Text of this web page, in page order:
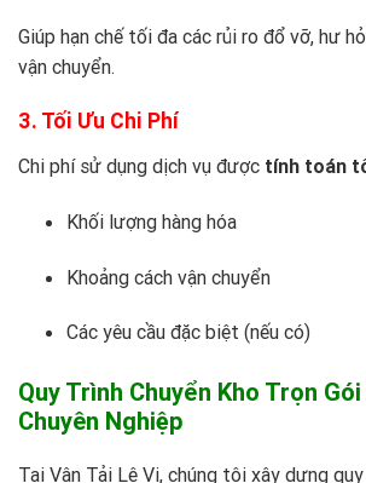
Giúp hạn chế tối đa các rủi ro đổ vỡ, hư
vận chuyển.
3. Tối Ưu Chi Phí
Chi phí sử dụng dịch vụ được tính toán
Khối lượng hàng hóa
Khoảng cách vận chuyển
Các yêu cầu đặc biệt (nếu có)
Quy Trình Chuyển Kho Trọn
Chuyên Nghiệp
Tại Vận Tải Lê Vi, chúng tôi xây dựng